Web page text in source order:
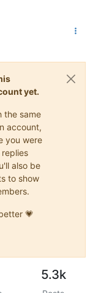
yet.
the same
account,
you were
also be
to show
💗
5.3k